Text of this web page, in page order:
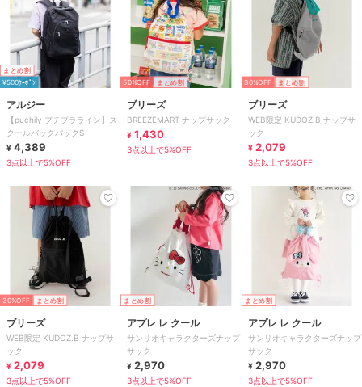
まとめ割
¥500ｸｰﾎﾟﾝ
アルジー
【puchily プチプラライン】ス
クールバックパックS
¥ 4,389
3点以上で5%OFF
50%OFF まとめ割
ブリーズ
BREEZEMART ナップサック
¥ 1,430
3点以上で5%OFF
30%OFF まとめ割
ブリーズ
WEB限定 KUDOZ.B ナップサ
ック
¥ 2,079
3点以上で5%OFF
30%OFF まとめ割
ブリーズ
WEB限定 KUDOZ.B ナップサ
ック
¥ 2,079
3点以上で5%OFF
まとめ割
アプレ レ クール
サンリオキャラクターズナップ
サック
¥ 2,970
3点以上で5%OFF
まとめ割
アプレ レ クール
サンリオキャラクターズナップ
サック
¥ 2,970
3点以上で5%OFF